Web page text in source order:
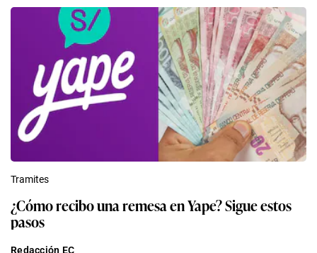
Tramites
¿Cómo recibo una remesa en Yape? Sigue estos
pasos
Redacción EC